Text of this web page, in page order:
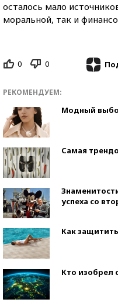
осталось мало
моральной, так и
0 0
РЕКОМЕНДУЕМ:
Модный
Самая
успеха со
Как
Кто изобрел